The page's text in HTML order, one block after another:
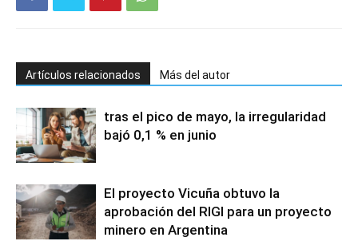
Artículos relacionados Más del autor
tras el pico de mayo, la irregularidad
bajó 0,1 % en junio
El proyecto Vicuña obtuvo la
aprobación del RIGI para un proyecto
minero en Argentina